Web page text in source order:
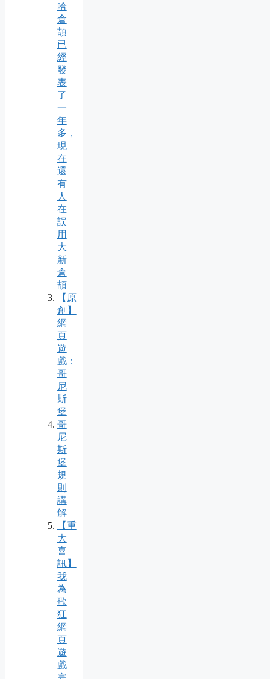
哈
倉
頡
已
經
發
表
了
一
年
多，
現
在
還
有
人
在
誤
用
大
新
倉
頡
【原
創】
網
頁
遊
戲：
哥
尼
斯
堡
哥
尼
斯
堡
規
則
講
解
【重
大
喜
訊】
我
為
歌
狂
網
頁
遊
戲